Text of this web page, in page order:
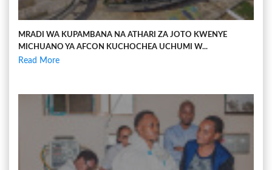
MRADI WA KUPAMBANA NA ATHARI ZA JOTO KWENYE
MICHUANO YA AFCON KUCHOCHEA UCHUMI W...
Read More